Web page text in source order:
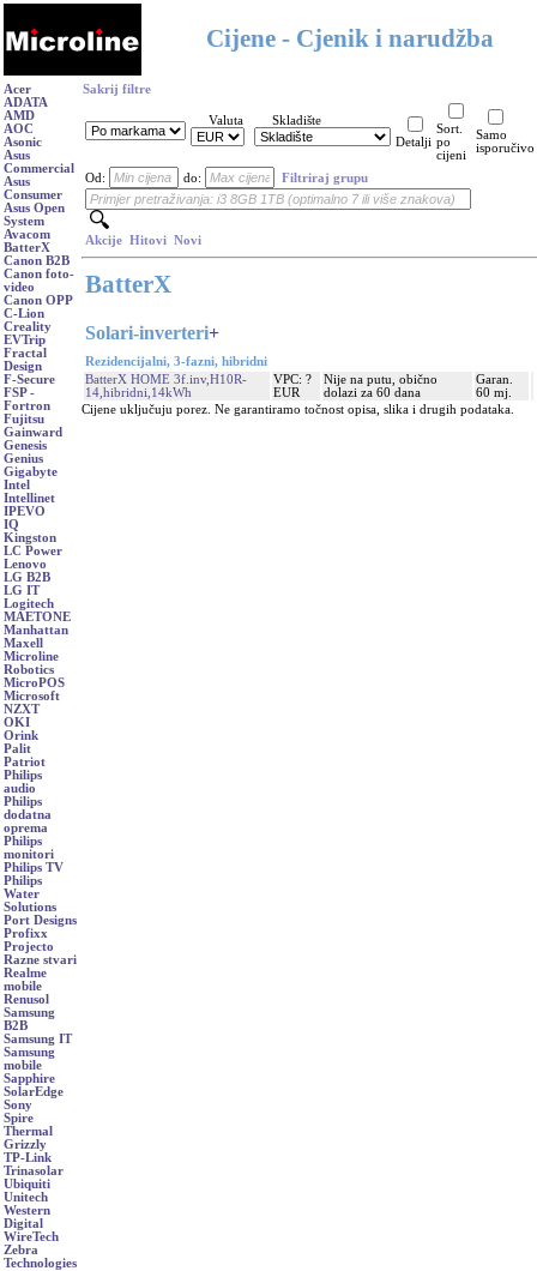
Cijene - Cjenik i narudžba
Acer
ADATA
AMD
AOC
Asonic
Asus
Commercial
Asus
Consumer
Asus Open
System
Avacom
BatterX
Canon B2B
Canon foto-
video
Canon OPP
C-Lion
Creality
EVTrip
Fractal
Design
F-Secure
FSP -
Fortron
Fujitsu
Gainward
Genesis
Genius
Gigabyte
Intel
Intellinet
IPEVO
IQ
Kingston
LC Power
Lenovo
LG B2B
LG IT
Logitech
MAETONE
Manhattan
Maxell
Microline
Robotics
MicroPOS
Microsoft
NZXT
OKI
Orink
Palit
Patriot
Philips
audio
Philips
dodatna
oprema
Philips
monitori
Philips TV
Philips
Water
Solutions
Port Designs
Profixx
Projecto
Razne stvari
Realme
mobile
Renusol
Samsung
B2B
Samsung IT
Samsung
mobile
Sapphire
SolarEdge
Sony
Spire
Thermal
Grizzly
TP-Link
Trinasolar
Ubiquiti
Unitech
Western
Digital
WireTech
Zebra
Technologies
Sakrij filtre
Valuta
Skladište
Detalji
Sort.
po
cijeni
Samo
isporučivo
Od: do: Filtriraj grupu
Akcije Hitovi Novi
BatterX
Solari-inverteri+
Rezidencijalni, 3-fazni, hibridni
BatterX HOME 3f.inv,H10R-
14,hibridni,14kWh
VPC: ?
EUR
Nije na putu, obično
dolazi za 60 dana
Garan.
60 mj.
Cijene uključuju porez. Ne garantiramo točnost opisa, slika i drugih podataka.